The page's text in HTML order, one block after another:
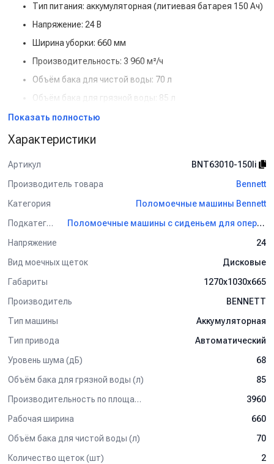
Тип питания: аккумуляторная (литиевая батарея 150 Ач)
Напряжение: 24 В
Ширина уборки: 660 мм
Производительность: 3 960 м²/ч
Объём бака для чистой воды: 70 л
Объём бака для грязной воды: 85 л
Особенности и преимущества:
при уборке больших площадей
Литиевый АКБ: быстрый заряд, меньший вес,
площади
Полная автономность: минимум остановок на
обращайтесь к нашим менеджерам.
сказали
Показать полностью
Характеристики
Артикул
BNT63010-150li
Производитель товара
Bennett
Категория
Поломоечные машины Bennett
Подкатегория
Поломоечные машины с сиденьем для оператора Bennett
Напряжение
24
Вид моечных щеток
Дисковые
Габариты
1270х1030х665
Производитель
BENNETT
Тип машины
Аккумуляторная
Тип привода
Автоматический
Уровень шума (дБ)
68
Объём бака для грязной воды (л)
85
Производительность по площади (м2/ч)
3960
Рабочая ширина
660
Объём бака для чистой воды (л)
70
Количество щеток (шт)
2